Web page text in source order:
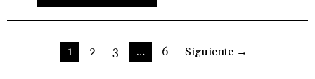
Paginación
1 2 3 … 6 Siguiente →